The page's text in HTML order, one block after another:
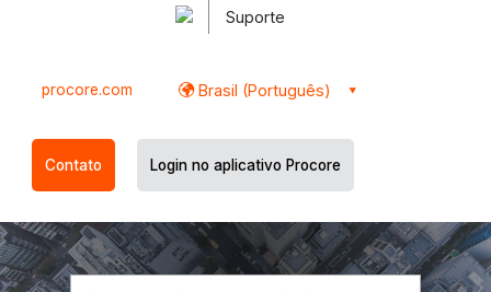
Suporte
procore.com Brasil (Português)
Contato Login no aplicativo Procore